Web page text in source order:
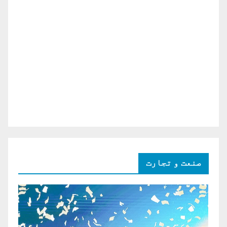
صنعت و تجارت